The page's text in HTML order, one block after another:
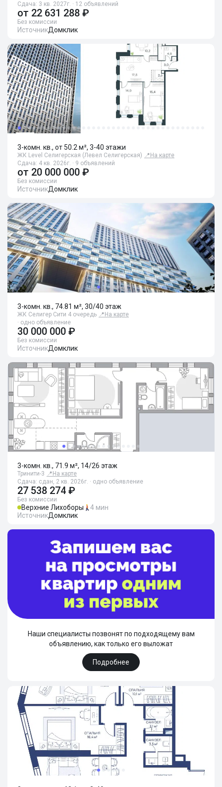
Сдача: 3 кв. 2027г. · 12 объявлений
от 22 631 288 ₽
Без комиссии
ИсточникДомклик
3-комн. кв., от 50.2 м², 3-40 этажи
ЖК Level Селигерская (Левел Селигерская) 📍 На карте
Сдача: 4 кв. 2026г. · 9 объявлений
от 20 000 000 ₽
Без комиссии
ИсточникДомклик
3-комн. кв., 74.81 м², 30/40 этаж
ЖК Селигер Сити 4 очередь 📍 На карте
· одно объявление
30 000 000 ₽
Без комиссии
ИсточникДомклик
3-комн. кв., 71.9 м², 14/26 этаж
Тринити-3 📍 На карте
Сдача: сдан, 2 кв. 2026г. · одно объявление
27 538 274 ₽
Без комиссии
Верхние Лихоборы
4 мин
ИсточникДомклик
Наши специалисты позвонят по подходящему вам
объявлению, как только его выложат
Подробнее